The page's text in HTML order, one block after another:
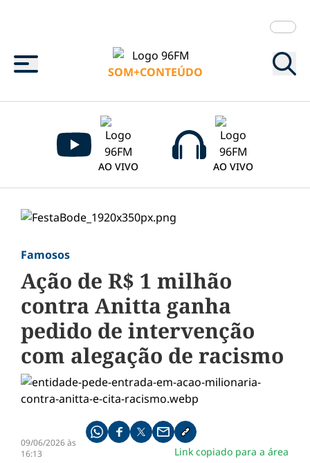
Menu
SOM+CONTEÚDO
AO VIVO AO VIVO
Famosos
Ação de R$ 1 milhão
contra Anitta ganha
pedido de intervenção
com alegação de racismo
09/06/2026 às
16:13
Compartilhe pelo whatsapp
Compartilhar no facebook
Compartilhar no twitter
Compartilhe pelo email
Copiar link da notícia
Link copiado para a área